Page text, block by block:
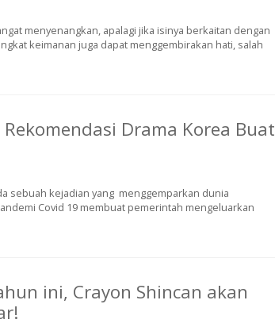
menyenangkan, apalagi jika isinya berkaitan dengan
keimanan juga dapat menggembirakan hati, salah
Drama Korea Buat
sebuah kejadian yang menggemparkan dunia
Covid 19 membuat pemerintah mengeluarkan
ini, Crayon Shincan akan